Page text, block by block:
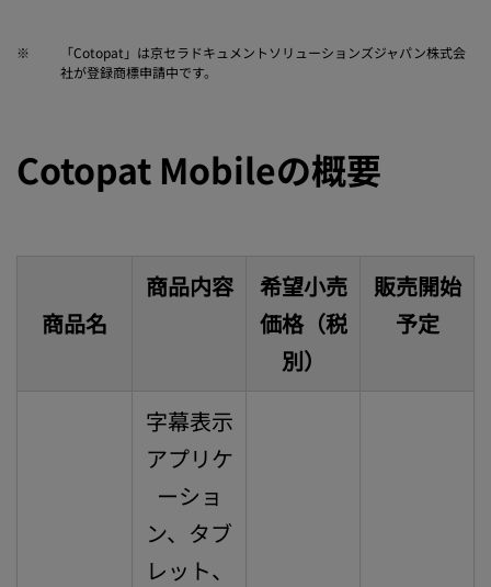
※
「Cotopat」は京セラドキュメントソリューションズジャパン株式会
社が登録商標申請中です。
Cotopat Mobileの概要
商品名
商品内容
希望小売
価格（税
別）
販売開始
予定
字幕表示
アプリケ
ーショ
ン、タブ
レット、